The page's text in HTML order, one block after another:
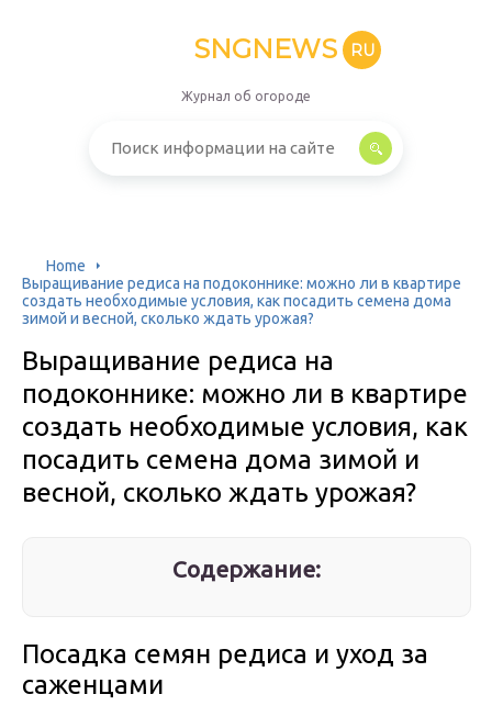
SNGNEWS RU
Журнал об огороде
Home
Выращивание редиса на подоконнике: можно ли в квартире
создать необходимые условия, как посадить семена дома
зимой и весной, сколько ждать урожая?
Выращивание редиса на
подоконнике: можно ли в квартире
создать необходимые условия, как
посадить семена дома зимой и
весной, сколько ждать урожая?
Содержание:
Посадка семян редиса и уход за
саженцами